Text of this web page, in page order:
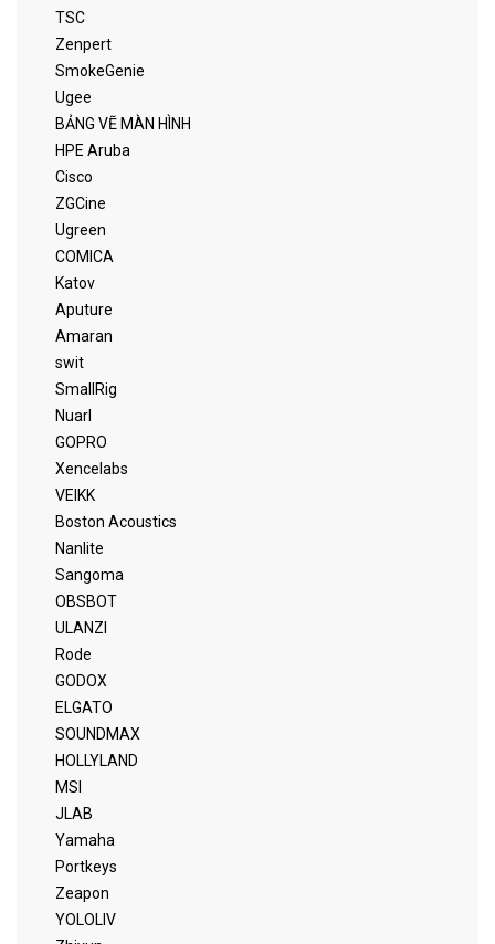
TSC
Zenpert
SmokeGenie
Ugee
BẢNG VẼ MÀN HÌNH
HPE Aruba
Cisco
ZGCine
Ugreen
COMICA
Katov
Aputure
Amaran
swit
SmallRig
Nuarl
GOPRO
Xencelabs
VEIKK
Boston Acoustics
Nanlite
Sangoma
OBSBOT
ULANZI
Rode
GODOX
ELGATO
SOUNDMAX
HOLLYLAND
MSI
JLAB
Yamaha
Portkeys
Zeapon
YOLOLIV